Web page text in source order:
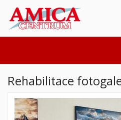
Rehabilitace